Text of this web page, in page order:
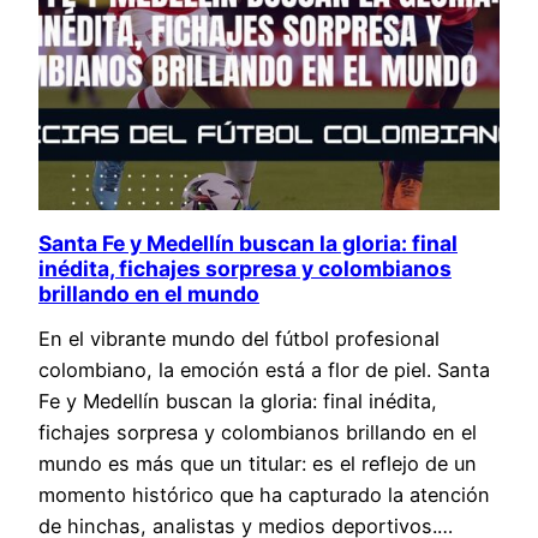
Santa Fe y Medellín buscan la gloria: final
inédita, fichajes sorpresa y colombianos
brillando en el mundo
En el vibrante mundo del fútbol profesional
colombiano, la emoción está a flor de piel. Santa
Fe y Medellín buscan la gloria: final inédita,
fichajes sorpresa y colombianos brillando en el
mundo es más que un titular: es el reflejo de un
momento histórico que ha capturado la atención
de hinchas, analistas y medios deportivos.…